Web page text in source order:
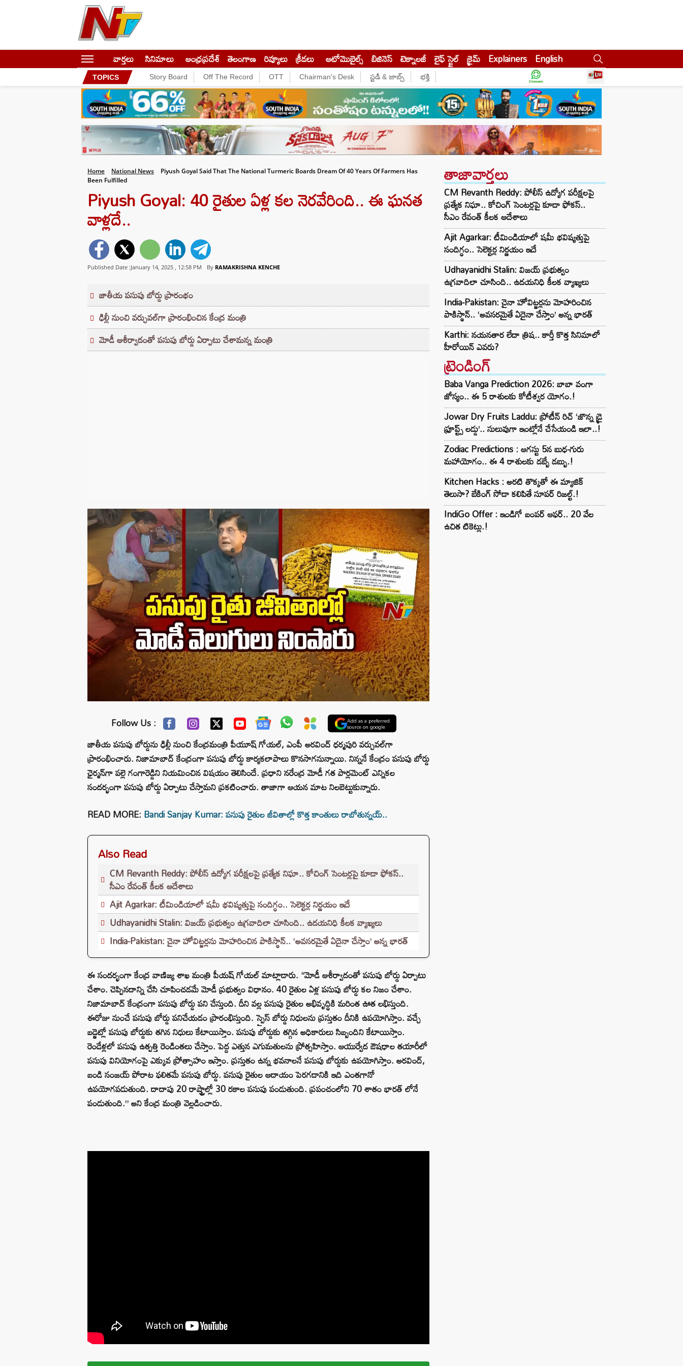
వార్తలు సినిమాలు ఆంధ్రప్రదేశ్ తెలంగాణ రివ్యూలు క్రీడలు ఆటోమొబైల్స్ బిజినెస్‌ టెక్నాలజీ లైఫ్ స్టైల్ క్రైమ్ Explainers English
TOPICS Story Board Off The Record OTT Chairman's Desk స్టడీ & జాబ్స్ భక్తి
Home National News
Piyush Goyal Said That The National Turmeric Boards Dream Of 40 Years Of Farmers Has
Been Fulfilled
Piyush Goyal: 40 రైతుల ఏళ్ల కల నెరవేరింది.. ఈ ఘనత
వాళ్లదే..
Published Date :January 14, 2025 , 12:58 PM By RAMAKRISHNA KENCHE
జాతీయ పసుపు బోర్డు ప్రారంభం
ఢిల్లీ నుంచి వర్చువల్‌గా ప్రారంభించిన కేంద్ర మంత్రి
మోడీ ఆశీర్వాదంతో పసుపు బోర్డు ఏర్పాటు చేశామన్న మంత్రి
Follow Us : Add as a preferred
source on google
జాతీయ పసుపు బోర్డును ఢిల్లీ నుంచి కేంద్రమంత్రి పీయూష్ గోయల్, ఎంపీ అరవింద్ ధర్మపురి వర్చువల్‌గా
ప్రారంభించారు. నిజామాబాద్ కేంద్రంగా పసుపు బోర్డు కార్యకలాపాలు కొనసాగనున్నాయి. నిన్ననే కేంద్రం పసుపు బోర్డు
ఛైర్మన్‌గా పల్లె గంగారెడ్డిని నియమించిన విషయం తెలిసిందే. ప్రధాని నరేంద్ర మోడీ గత పార్లమెంట్ ఎన్నికల
సందర్భంగా పసుపు బోర్డు ఏర్పాటు చేస్తామని ప్రకటించారు. తాజాగా ఆయన మాట నిలబెట్టుకున్నారు.
READ MORE: Bandi Sanjay Kumar: పసుపు రైతుల జీవితాల్లో కొత్త కాంతులు రాబోతున్నయ్..
Also Read
CM Revanth Reddy: పోలీస్ ఉద్యోగ పరీక్షలపై ప్రత్యేక నిఘా.. కోచింగ్ సెంటర్లపై కూడా ఫోకస్..
సీఎం రేవంత్ కీలక ఆదేశాలు
Ajit Agarkar: టీమిండియాలో షమీ భవిష్యత్తుపై సందిగ్ధం.. సెలెక్టర్ల నిర్ణయం ఇదే
Udhayanidhi Stalin: విజయ్ ప్రభుత్వం ఉగ్రవాదిలా చూసింది.. ఉదయనిధి కీలక వ్యాఖ్యలు
India-Pakistan: చైనా హోవిట్జర్లను మోహరించిన పాకిస్థాన్.. ‘అవసరమైతే ఏదైనా చేస్తాం’ అన్న భారత్
ఈ సందర్భంగా కేంద్ర వాణిజ్య శాఖ మంత్రి పీయష్ గోయల్ మాట్లాడారు. “మోడీ ఆశీర్వాదంతో పసుపు బోర్డు ఏర్పాటు
చేశాం. చెప్పినదాన్ని చేసి చూపించడమే మోడీ ప్రభుత్వం విధానం. 40 రైతుల ఏళ్ల పసుపు బోర్డు కల నిజం చేశాం.
నిజామాబాద్ కేంద్రంగా పసుపు బోర్డు పని చేస్తుంది. దీని వల్ల పసుపు రైతుల అభివృద్ధికి మరింత ఊత లభిస్తుంది.
ఈరోజు నుంచే పసుపు బోర్డు పనిచేయడం ప్రారంభిస్తుంది. స్పైస్ బోర్డు నిధులను ప్రస్తుతం దీనికి ఉపయోగిస్తాం. వచ్చే
బడ్జెట్లో పసుపు బోర్డుకు తగిన నిధులు కేటాయిస్తాం. పసుపు బోర్డుకు తగ్గిన అధికారులు సిబ్బందిని కేటాయిస్తాం.
రెండేళ్లలో పసుపు ఉత్పత్తి రెండింతలు చేస్తాం. పెద్ద ఎత్తున ఎగుమతులను ప్రోత్సహిస్తాం. ఆయుర్వేద ఔషధాల తయారీలో
పసుపు వినియోగంపై ఎక్కువ ప్రోత్సాహం ఇస్తాం. ప్రస్తుతం ఉన్న భవనాలనే పసుపు బోర్డుకు ఉపయోగిస్తాం. అరవింద్,
బండి సంజయ్ పోరాట ఫలితమే పసుపు బోర్డు. పసుపు రైతుల ఆదాయం పెరగడానికి ఇది ఎంతగానో
ఉపయోగపడుతుంది. దాదాపు 20 రాష్ట్రాల్లో 30 రకాల పసుపు పండుతుంది. ప్రపంచంలోని 70 శాతం భారత్ లోనే
పండుతుంది.” అని కేంద్ర మంత్రి వెల్లడించారు.
తాజావార్తలు
CM Revanth Reddy: పోలీస్ ఉద్యోగ పరీక్షలపై
ప్రత్యేక నిఘా.. కోచింగ్ సెంటర్లపై కూడా ఫోకస్..
సీఎం రేవంత్ కీలక ఆదేశాలు
Ajit Agarkar: టీమిండియాలో షమీ భవిష్యత్తుపై
సందిగ్ధం.. సెలెక్టర్ల నిర్ణయం ఇదే
Udhayanidhi Stalin: విజయ్ ప్రభుత్వం
ఉగ్రవాదిలా చూసింది.. ఉదయనిధి కీలక వ్యాఖ్యలు
India-Pakistan: చైనా హోవిట్జర్లను మోహరించిన
పాకిస్థాన్.. ‘అవసరమైతే ఏదైనా చేస్తాం’ అన్న భారత్
Karthi: నయనతార లేదా త్రిష.. కార్తీ కొత్త సినిమాలో
హీరోయిన్ ఎవరు?
ట్రెండింగ్‌
Baba Vanga Prediction 2026: బాబా వంగా
జోస్యం.. ఈ 5 రాశులకు కోటీశ్వర యోగం.!
Jowar Dry Fruits Laddu: ప్రోటీన్ రిచ్ ‘జొన్న డ్రై
ఫ్రూప్ట్స్ లడ్డు’.. సులువుగా ఇంట్లోనే చేసేయండి ఇలా..!
Zodiac Predictions : ఆగస్టు 5న బుధ-గురు
మహాయోగం.. ఈ 4 రాశులకు డబ్బే డబ్బు.!
Kitchen Hacks : అరటి తొక్కతో ఈ మ్యాజిక్
తెలుసా? బేకింగ్ సోడా కలిపితే సూపర్ రిజల్ట్.!
IndiGo Offer : ఇండిగో బంపర్ ఆఫర్.. 20 వేల
ఉచిత టికెట్లు.!